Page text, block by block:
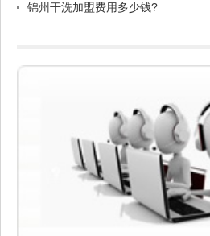
锦州干洗加盟费用多少钱?